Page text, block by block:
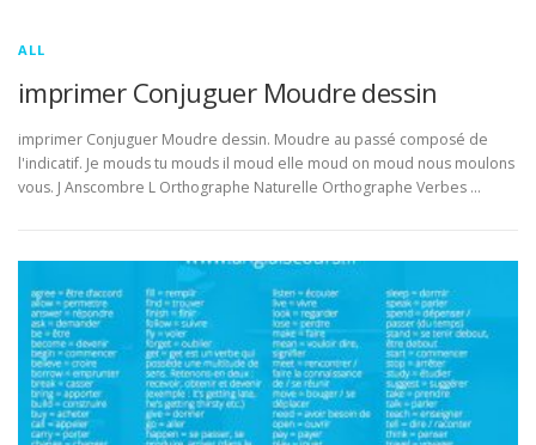
ALL
imprimer Conjuguer Moudre dessin
imprimer Conjuguer Moudre dessin. Moudre au passé composé de
l'indicatif. Je mouds tu mouds il moud elle moud on moud nous moulons
vous. J Anscombre L Orthographe Naturelle Orthographe Verbes …